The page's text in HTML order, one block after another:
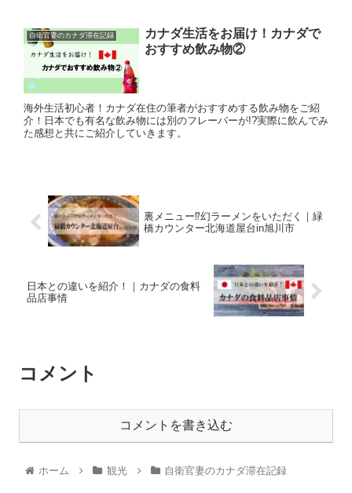
自衛官妻のカナダ滞在記録
カナダ生活をお届け！カナダで
おすすめ飲み物②
海外生活初心者！カナダ在住の筆者がおすすめする飲み物をご紹
介！日本でも有名な飲み物には別のフレーバーが!?実際に飲んでみ
た感想と共にご紹介していきます。
裏メニュー⁉幻ラーメンをいただく｜緑
橋カウンター北海道屋台in旭川市
日本との違いを紹介！｜カナダの食料
品店事情
コメント
コメントを書き込む
ホーム 観光 自衛官妻のカナダ滞在記録